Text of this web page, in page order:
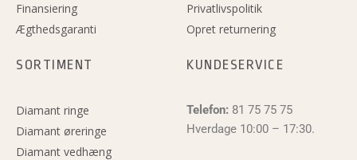
Finansiering
Ægthedsgaranti
Privatlivspolitik
Opret returnering
SORTIMENT
Diamant ringe
Diamant øreringe
Diamant vedhæng
KUNDESERVICE
Telefon: 81 75 75 75
Hverdage 10:00 – 17:30.